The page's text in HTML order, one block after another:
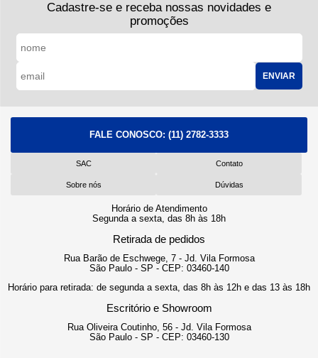
Cadastre-se e receba nossas novidades e
promoções
ENVIAR
FALE CONOSCO: (11) 2782-3333
SAC Contato
Sobre nós Dúvidas
Horário de Atendimento
Segunda a sexta, das 8h às 18h
Retirada de pedidos
Rua Barão de Eschwege, 7 - Jd. Vila Formosa
São Paulo - SP - CEP: 03460-140
Horário para retirada: de segunda a sexta, das 8h às 12h e das 13 às 18h
Escritório e Showroom
Rua Oliveira Coutinho, 56 - Jd. Vila Formosa
São Paulo - SP - CEP: 03460-130